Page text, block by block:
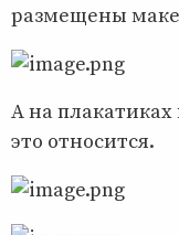
размещены
А на
это относится.